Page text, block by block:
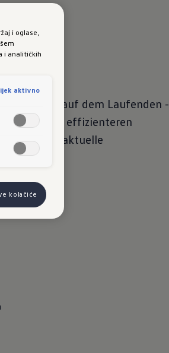
.
Data auf dem Laufenden -
Erhalte zum effizienteren
Flotte aktuelle
über:
i oglase,
i analitičkih
aktivno
kolačiće